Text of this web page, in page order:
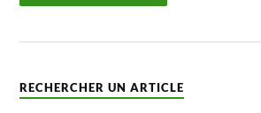
RECHERCHER UN ARTICLE